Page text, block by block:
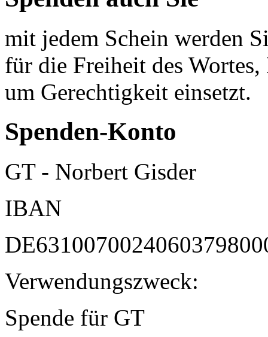
mit jedem Schein werden
für die Freiheit des
um Gerechtigkeit einsetzt.
Spenden-Konto
GT - Norbert Gisder
IBAN
Verwendungszweck:
Spende für GT